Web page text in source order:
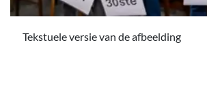
Tekstuele versie van de afbeelding